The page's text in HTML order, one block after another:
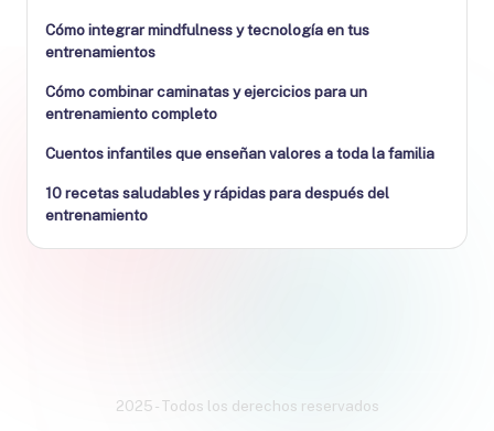
Cómo integrar mindfulness y tecnología en tus
entrenamientos
Cómo combinar caminatas y ejercicios para un
entrenamiento completo
Cuentos infantiles que enseñan valores a toda la familia
10 recetas saludables y rápidas para después del
entrenamiento
2025 - Todos los derechos reservados